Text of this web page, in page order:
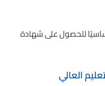
للحصول على شهادة